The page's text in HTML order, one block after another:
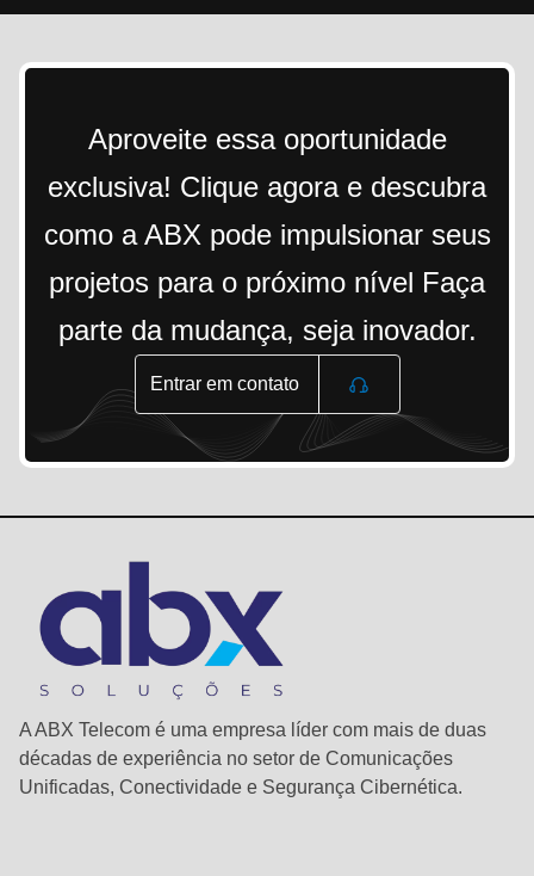
Aproveite essa oportunidade
exclusiva! Clique agora e descubra
como a ABX pode impulsionar seus
projetos para o próximo nível Faça
parte da mudança, seja inovador.
Entrar em contato
A ABX Telecom é uma empresa líder com mais de duas
décadas de experiência no setor de Comunicações
Unificadas, Conectividade e Segurança Cibernética.